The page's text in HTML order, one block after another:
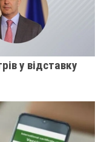
у відставку